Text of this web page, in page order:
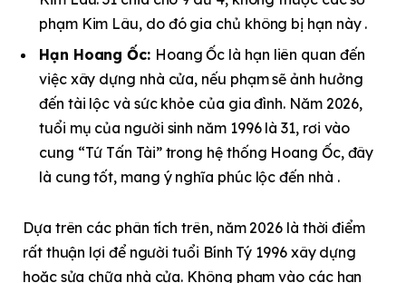
phạm Kim Lâu, do đó gia chủ không bị hạn này .​
Hạn Hoang Ốc: Hoang Ốc là hạn liên quan đến
việc xây dựng nhà cửa, nếu phạm sẽ ảnh hưởng
đến tài lộc và sức khỏe của gia đình. Năm 2026,
tuổi mụ của người sinh năm 1996 là 31, rơi vào
cung “Tứ Tấn Tài” trong hệ thống Hoang Ốc, đây
là cung tốt, mang ý nghĩa phúc lộc đến nhà .
Dựa trên các phân tích trên, năm 2026 là thời điểm
rất thuận lợi để người tuổi Bính Tý 1996 xây dựng
hoặc sửa chữa nhà cửa. Không phạm vào các hạn